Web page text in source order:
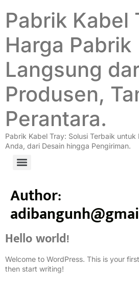
Pabrik Kabel
Harga Pabrik |
Langsung
Produsen,
Perantara.
Pabrik Kabel Tray: Solusi Terbaik untuk
Anda, dari Desain hingga Pengiriman.
Author:
Hello world!
Welcome to WordPress. This is your
then start writing!